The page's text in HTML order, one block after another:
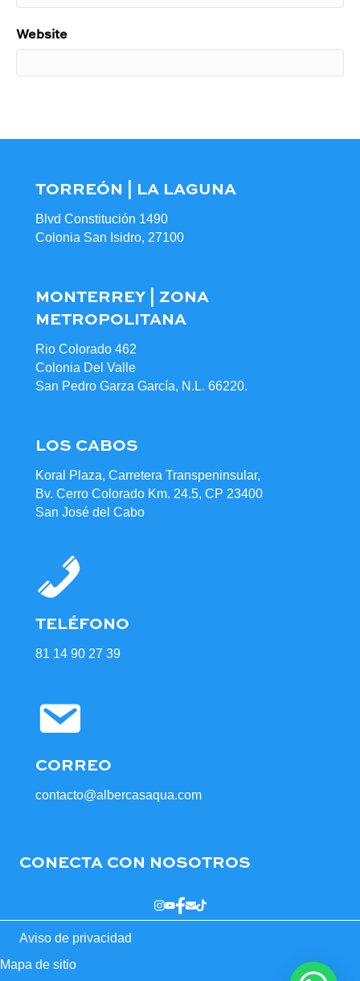
Website
TORREÓN | LA LAGUNA
Blvd Constitución 1490
Colonia San Isidro, 27100
MONTERREY | ZONA
METROPOLITANA
Rio Colorado 462
Colonia Del Valle
San Pedro Garza García, N.L. 66220.
LOS CABOS
Koral Plaza, Carretera Transpeninsular,
Bv. Cerro Colorado Km. 24.5, CP 23400
San José del Cabo
TELÉFONO
81 14 90 27 39
CORREO
contacto@albercasaqua.com
CONECTA CON NOSOTROS
Aviso de privacidad
Mapa de sitio